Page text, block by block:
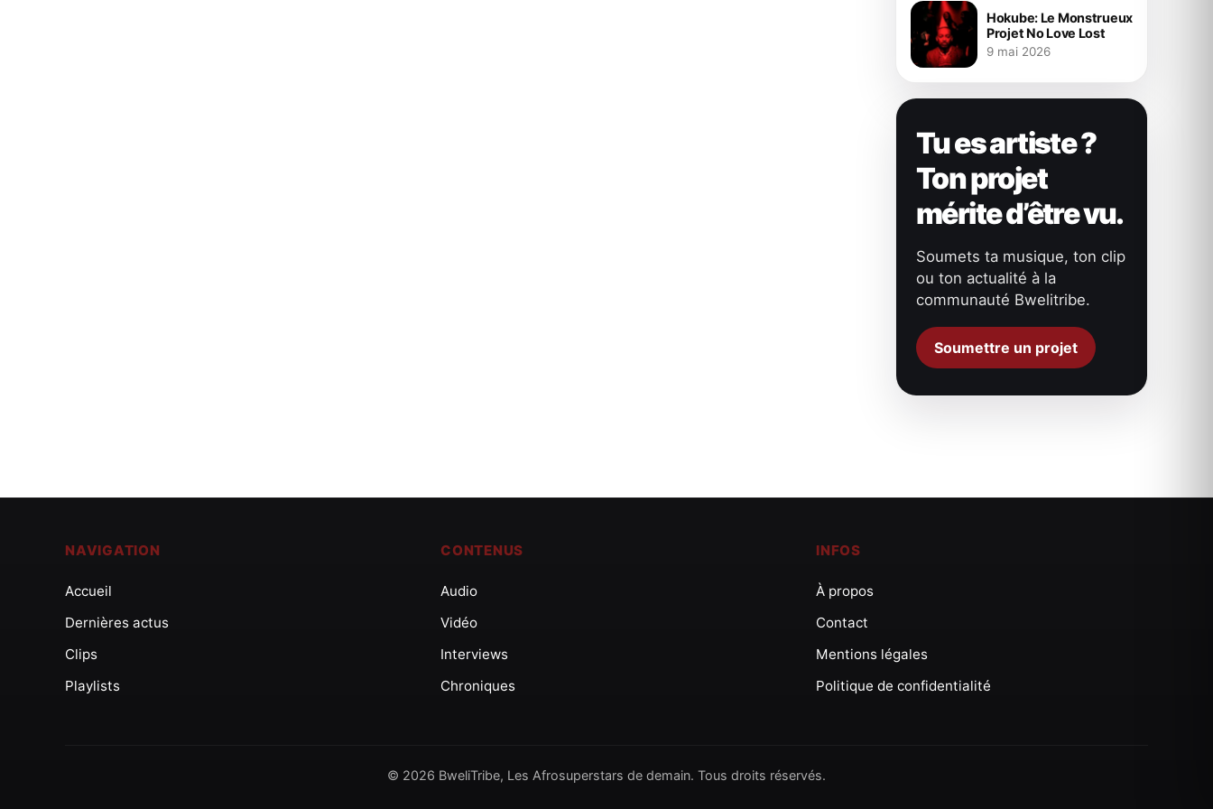
Hokube: Le Monstrueux
Projet No Love Lost
9 mai 2026
Tu es artiste ?
Ton projet
mérite d’être vu.
Soumets ta musique, ton clip
ou ton actualité à la
communauté Bwelitribe.
Soumettre un projet
NAVIGATION
Accueil
Dernières actus
Clips
Playlists
CONTENUS
Audio
Vidéo
Interviews
Chroniques
INFOS
À propos
Contact
Mentions légales
Politique de confidentialité
© 2026 BweliTribe, Les Afrosuperstars de demain. Tous droits réservés.